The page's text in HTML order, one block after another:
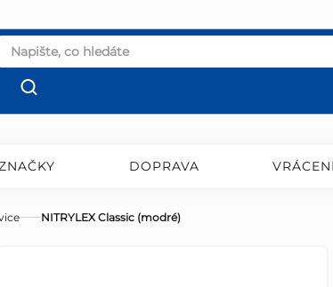
DOPRAVA
NITRYLEX Classic (modré)